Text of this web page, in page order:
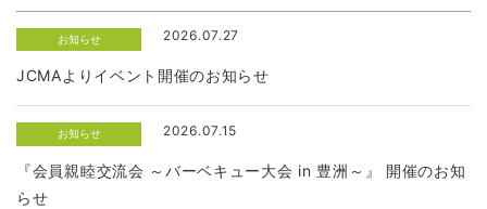
お知らせ 2026.07.27
JCMAよりイベント開催のお知らせ
お知らせ 2026.07.15
『会員親睦交流会 ～バーベキュー大会 in 豊洲～』 開催のお知
らせ